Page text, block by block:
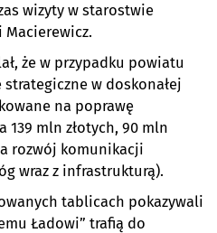
wizyty w starostwie
że w przypadku powiatu
w doskonałej
na poprawę
mln złotych, 90 mln
rozwój komunikacji
wraz z infrastrukturą).
tablicach pokazywali
Ładowi” trafią do